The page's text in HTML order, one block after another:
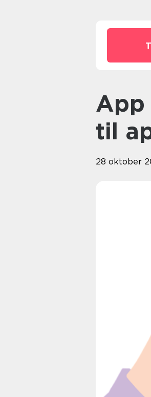
App Lab: En omfattende guide
til
28 oktober